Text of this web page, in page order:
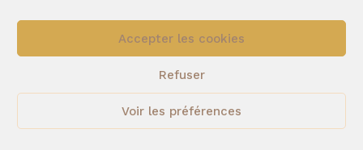
Accepter les cookies
Refuser
Voir les préférences